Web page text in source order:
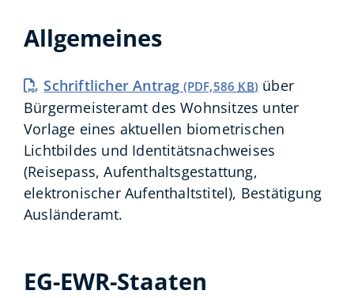
Allgemeines
Schriftlicher Antrag (PDF,586 KB) über
Bürgermeisteramt des Wohnsitzes unter
Vorlage eines aktuellen biometrischen
Lichtbildes und Identitätsnachweises
(Reisepass, Aufenthaltsgestattung,
elektronischer Aufenthaltstitel), Bestätigung
Ausländeramt.
EG-EWR-Staaten